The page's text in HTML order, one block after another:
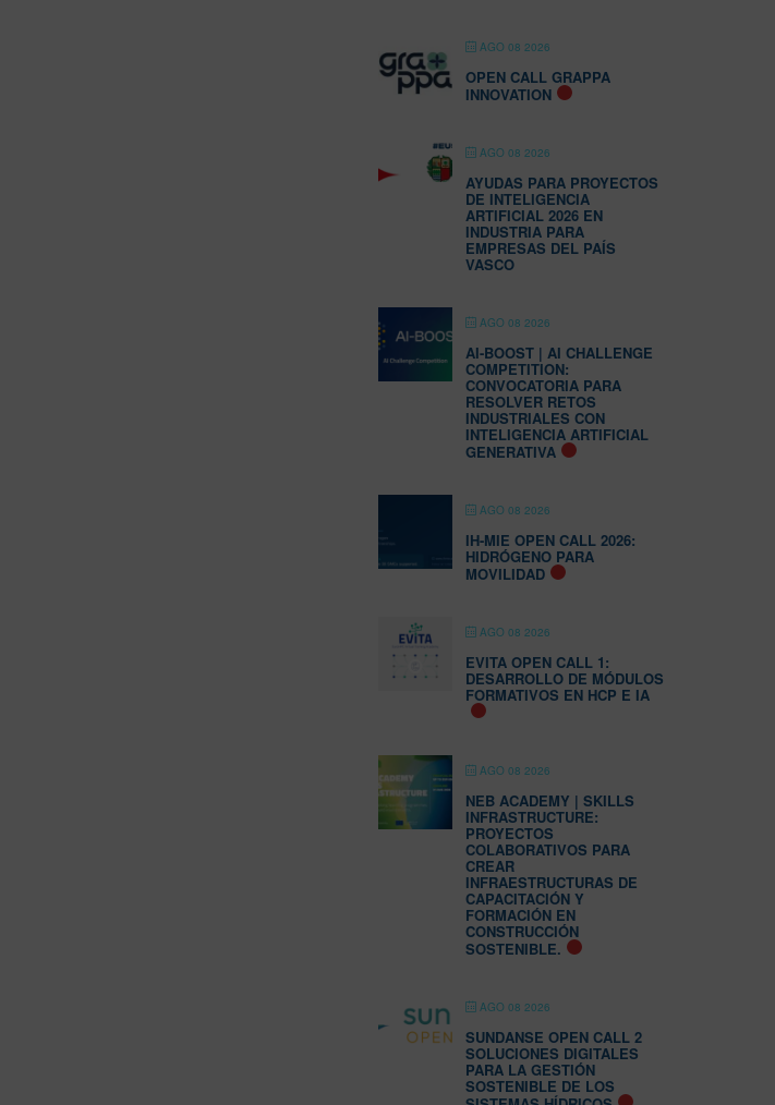
AGO 08 2026
OPEN CALL GRAPPA
INNOVATION
AGO 08 2026
AYUDAS PARA PROYECTOS
DE INTELIGENCIA
ARTIFICIAL 2026 EN
INDUSTRIA PARA
EMPRESAS DEL PAÍS
VASCO
AGO 08 2026
AI-BOOST | AI CHALLENGE
COMPETITION:
CONVOCATORIA PARA
RESOLVER RETOS
INDUSTRIALES CON
INTELIGENCIA ARTIFICIAL
GENERATIVA
AGO 08 2026
IH-MIE OPEN CALL 2026:
HIDRÓGENO PARA
MOVILIDAD
AGO 08 2026
EVITA OPEN CALL 1:
DESARROLLO DE MÓDULOS
FORMATIVOS EN HCP E IA
AGO 08 2026
NEB ACADEMY | SKILLS
INFRASTRUCTURE:
PROYECTOS
COLABORATIVOS PARA
CREAR
INFRAESTRUCTURAS DE
CAPACITACIÓN Y
FORMACIÓN EN
CONSTRUCCIÓN
SOSTENIBLE.
AGO 08 2026
SUNDANSE OPEN CALL 2
SOLUCIONES DIGITALES
PARA LA GESTIÓN
SOSTENIBLE DE LOS